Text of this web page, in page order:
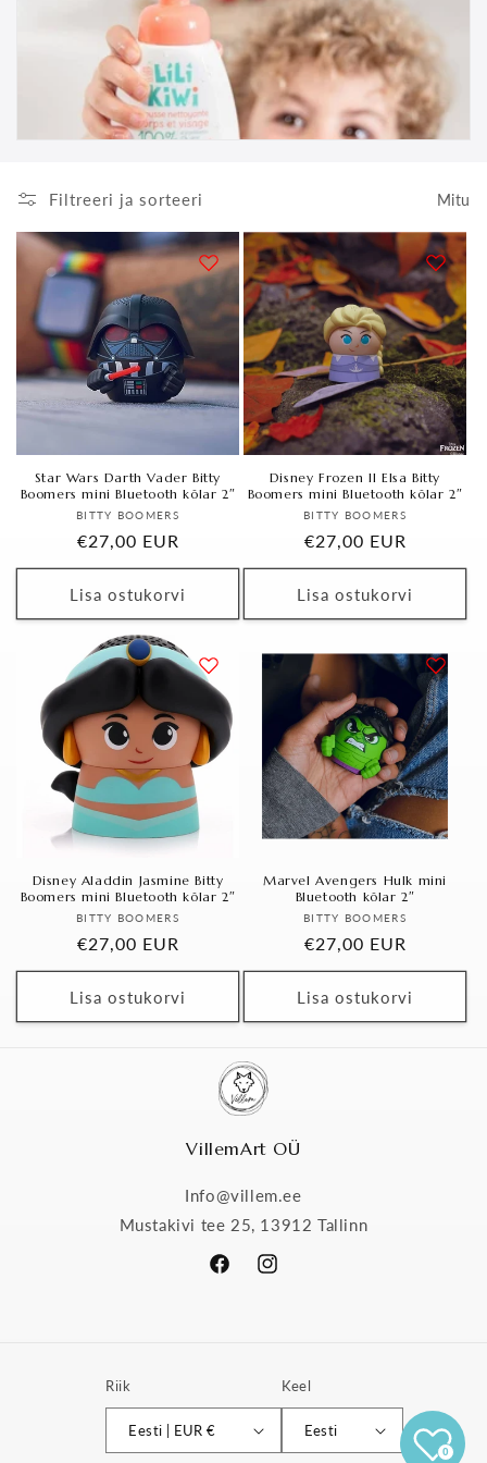
i
o
o
n
:
Filtreeri ja sorteeri Mitu
Star Wars Darth Vader Bitty
Boomers mini Bluetooth kõlar 2″
Bränd
BITTY BOOMERS
Tavahind
€27,00 EUR
Lisa ostukorvi
Disney Frozen II Elsa Bitty
Boomers mini Bluetooth kõlar 2″
Bränd
BITTY BOOMERS
Tavahind
€27,00 EUR
Lisa ostukorvi
Disney Aladdin Jasmine Bitty
Boomers mini Bluetooth kõlar 2″
Bränd
BITTY BOOMERS
Tavahind
€27,00 EUR
Lisa ostukorvi
Marvel Avengers Hulk mini
Bluetooth kõlar 2″
Bränd
BITTY BOOMERS
Tavahind
€27,00 EUR
Lisa ostukorvi
VillemArt OÜ
Info@villem.ee
Mustakivi tee 25, 13912 Tallinn
FacebookInstagram
Riik
Eesti | EUR €
Keel
Eesti
0